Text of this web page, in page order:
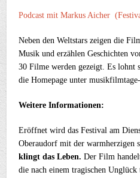
Podcast mit Markus Aicher
Neben den Weltstars zeigen die
Musik und erzählen Geschichten
30 Filme werden gezeigt. Es
die Homepage unter
Weitere Informationen:
Eröffnet wird das Festival am
Oberaudorf mit der warmherzigen
klingt das Leben. Der Film
die nach einem tragischen